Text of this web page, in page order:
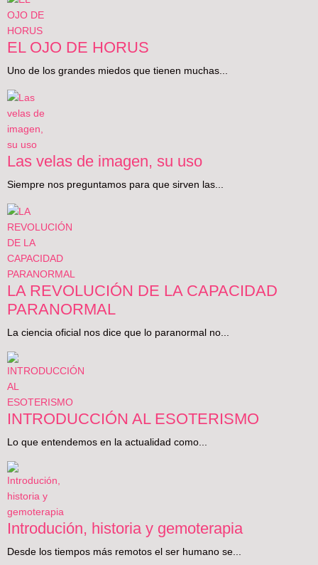
EL OJO DE HORUS
Uno de los grandes miedos que tienen muchas...
Las velas de imagen, su uso
Siempre nos preguntamos para que sirven las...
LA REVOLUCIÓN DE LA CAPACIDAD
PARANORMAL
La ciencia oficial nos dice que lo paranormal no...
INTRODUCCIÓN AL ESOTERISMO
Lo que entendemos en la actualidad como...
Introdución, historia y gemoterapia
Desde los tiempos más remotos el ser humano se...